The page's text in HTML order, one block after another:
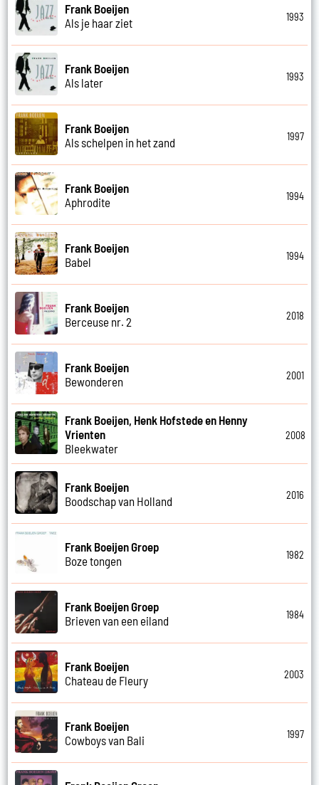
Frank Boeijen
Als je haar ziet
1993
Frank Boeijen
Als later
1993
Frank Boeijen
Als schelpen in het zand
1997
Frank Boeijen
Aphrodite
1994
Frank Boeijen
Babel
1994
Frank Boeijen
Berceuse nr. 2
2018
Frank Boeijen
Bewonderen
2001
Frank Boeijen, Henk Hofstede en Henny
Vrienten
Bleekwater
2008
Frank Boeijen
Boodschap van Holland
2016
Frank Boeijen Groep
Boze tongen
1982
Frank Boeijen Groep
Brieven van een eiland
1984
Frank Boeijen
Chateau de Fleury
2003
Frank Boeijen
Cowboys van Bali
1997